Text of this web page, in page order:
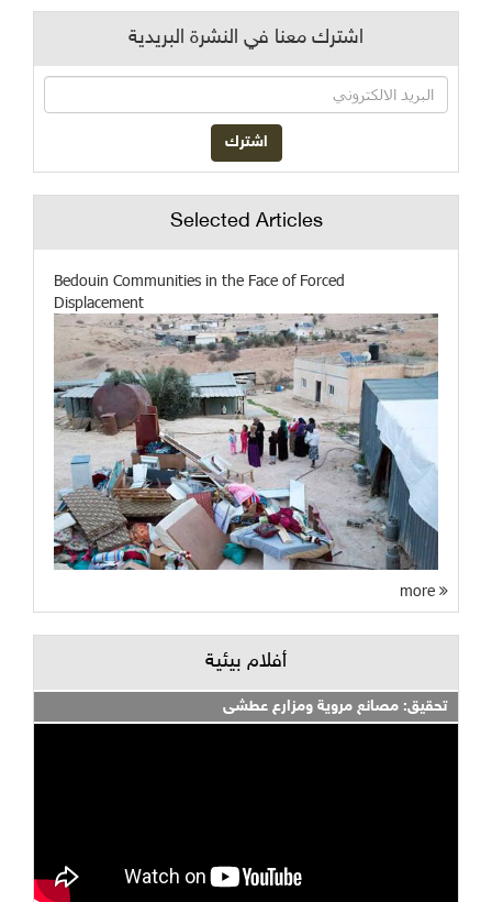
اشترك معنا في النشرة البريدية
Selected Articles
Bedouin Communities in the Face of Forced
Displacement
أفلام بيئية
تحقيق: مصانع مروية ومزارع عطشى